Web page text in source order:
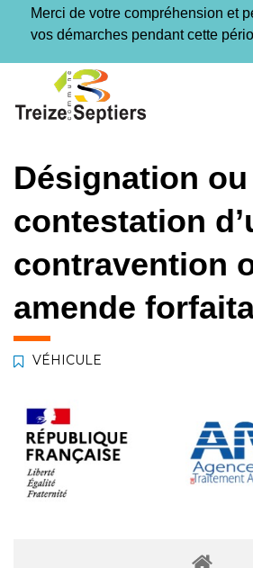
Merci de votre compréhension et
vos démarches pendant cette
contenu
pied
Désignation ou
contestation
contravention
amende
VÉHICULE